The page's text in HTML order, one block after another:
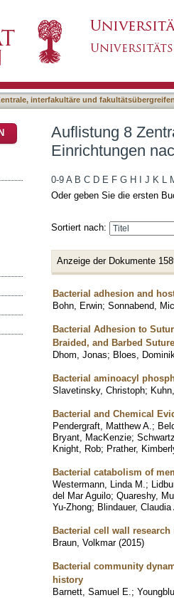
interfakultäre und
Auflistung 8
Einrichtungen
0-9 A B C D E F G H J K L
Oder geben Sie die ersten
Sortiert nach:
Anzeige der Dokumente
Bacterial adhesion and
Bohn, Erwin; Sonnabend,
Bacterial Adhesion to
Braided, and Barbed
Dhom, Jonas; Bloes,
Bacterial aminoacyl
Slavetinsky, Christoph;
Bacterial and Chemical
Pendergraft, Matthew A. ;
Bryant, MacKenzie;
Knight, Rob; Prather,
Bacterial catabolism of
Westermann, Linda M. ;
del Mar Aguilo; Quareshy,
Yu-Zhong; Blindauer, Claudia
Bacterial cell wall
Braun, Volkmar (2015)
Bacterial community
history
Barnett, Samuel E. ;